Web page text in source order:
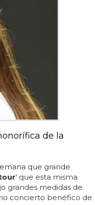
de la
que grande
' que esta misma
grandes medidas de
concierto benéfico de